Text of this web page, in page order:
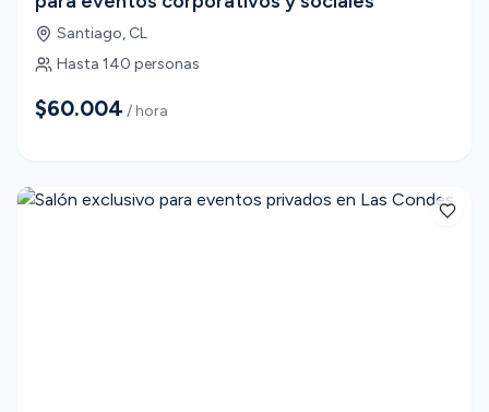
Santiago, CL
Hasta 140 personas
$60.004 / hora